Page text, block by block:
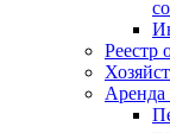
Реестр
Аренда